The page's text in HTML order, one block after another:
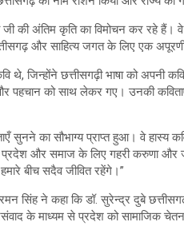
की अंतिम कृति का विमोचन कर रहे
और साहित्य जगत के लिए एक
थे, जिन्होंने छत्तीसगढ़ी भाषा को
पहचान को साथ लेकर गए। उनकी
सुनने का सौभाग्य प्राप्त हुआ। वे हास्य
और समाज के लिए गहरी करुणा और
बीच सदैव जीवित रहेंगे।”
सिंह ने कहा कि डॉ. सुरेन्द्र दुबे
के माध्यम से प्रदेश को सामाजिक